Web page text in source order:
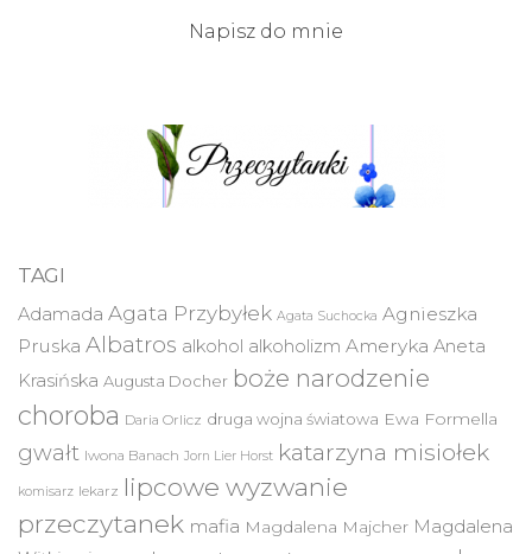
Napisz do mnie
TAGI
Adamada Agata Przybyłek Agata Suchocka Agnieszka
Pruska Albatros alkohol alkoholizm Ameryka Aneta
Krasińska Augusta Docher boże narodzenie
choroba Daria Orlicz druga wojna światowa Ewa Formella
gwałt Iwona Banach Jorn Lier Horst katarzyna misiołek
komisarz lekarz lipcowe wyzwanie
przeczytanek mafia Magdalena Majcher Magdalena